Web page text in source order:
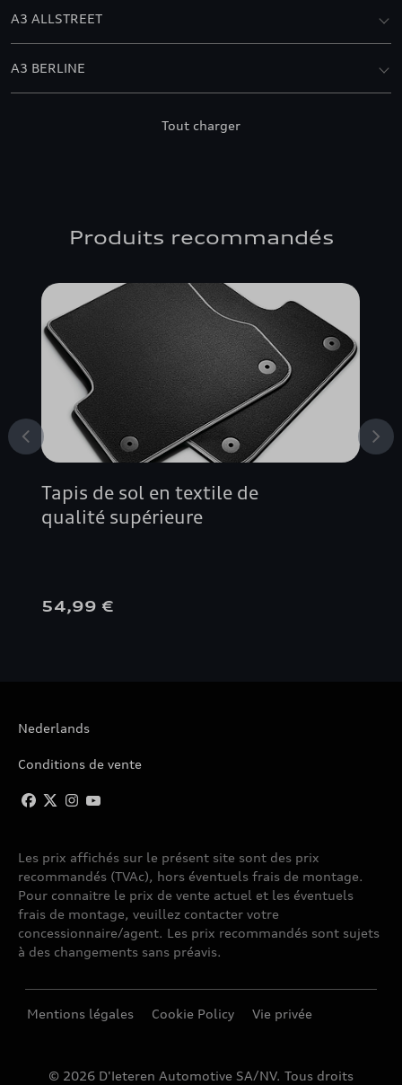
A3 ALLSTREET
A3 BERLINE
A4 BERLINE
A5 AVANT
A5 BERLINE
A5 CABRIOLET
A5 COUPÉ
A6 ALLROAD QUATTRO
A6 BERLINE
A6 SPORTBACK E-TRON
A7 SPORTBACK
A8
A8 W12
E-TRON
Tout charger
Produits recommandés
Tapis de sol en textile de
qualité supérieure
54,99 €
Nederlands
Conditions de vente
Les prix affichés sur le présent site sont des prix
recommandés (TVAc), hors éventuels frais de montage.
Pour connaitre le prix de vente actuel et les éventuels
frais de montage, veuillez contacter votre
concessionnaire/agent. Les prix recommandés sont sujets
à des changements sans préavis.
Mentions légales Cookie Policy Vie privée
© 2026 D'Ieteren Automotive SA/NV. Tous droits